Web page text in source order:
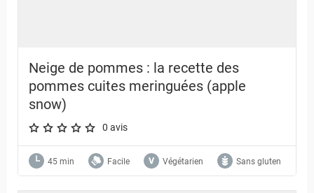
Neige de pommes : la recette des
pommes cuites meringuées (apple
snow)
A star rating of 0 out of 5.
0 avis
45 min Facile Végétarien Sans gluten